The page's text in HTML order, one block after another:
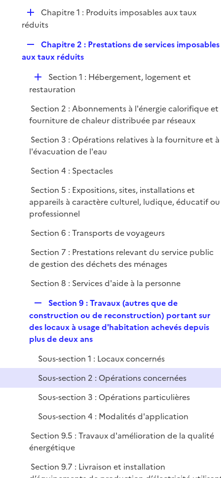
l
i
e
r
p
l
r
D
é
i
e
r
Chapitre 1 : Produits imposables aux taux
réduits
e
l
i
r
Chapitre 2 : Prestations de services imposables
aux taux réduits
D
é
l
i
e
r
Section 1 : Hébergement, logement et
restauration
Section 2 : Abonnements à l'énergie calorifique et
fourniture de chaleur distribuée par réseaux
Section 3 : Opérations relatives à la fourniture et à
l'évacuation de l'eau
Section 4 : Spectacles
Section 5 : Expositions, sites, installations et
appareils à caractère culturel, ludique, éducatif ou
professionnel
Section 6 : Transports de voyageurs
Section 7 : Prestations relevant du service public
de gestion des déchets des ménages
Section 8 : Services d'aide à la personne
e
p
l
e
Section 9 : Travaux (autres que de
construction ou de reconstruction) portant sur
des locaux à usage d'habitation achevés depuis
plus de deux ans
Sous-section 1 : Locaux concernés
Sous-section 2 : Opérations concernées
Sous-section 3 : Opérations particulières
Sous-section 4 : Modalités d'application
Section 9.5 : Travaux d'amélioration de la qualité
énergétique
Section 9.7 : Livraison et installation